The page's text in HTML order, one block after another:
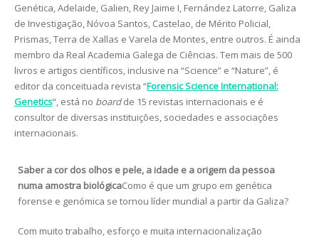
Genética, Adelaide, Galien, Rey Jaime I, Fernández Latorre, Galiza
de Investigação, Nóvoa Santos, Castelao, de Mérito Policial,
Prismas, Terra de Xallas e Varela de Montes, entre outros. É ainda
membro da Real Academia Galega de Ciências. Tem mais de 500
livros e artigos científicos, inclusive na “Science” e “Nature”, é
editor da conceituada revista “Forensic Science International:
Genetics“, está no boardde 15 revistas internacionais e é
consultor de diversas instituições, sociedades e associações
internacionais.
Saber a cor dos olhos e pele, a idade e a origem da pessoa
numa amostra biológicaComo é que um grupo em genética
forense e genómica se tornou líder mundial a partir da Galiza?
Com muito trabalho, esforço e muita internacionalização